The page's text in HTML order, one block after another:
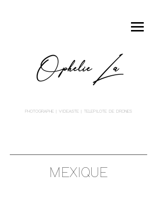
PHOTOGRAPHE | VIDEASTE | TELEPILOTE DE DRONES
MEXIQUE